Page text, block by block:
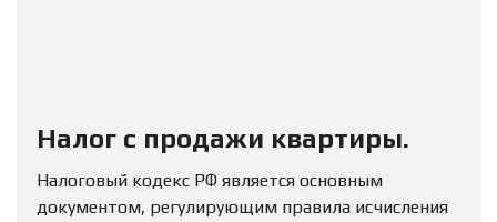
Налог с продажи квартиры.
Налоговый кодекс РФ является основным
документом, регулирующим правила исчисления